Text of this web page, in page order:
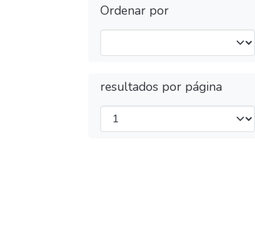
Ordenar por
resultados por página